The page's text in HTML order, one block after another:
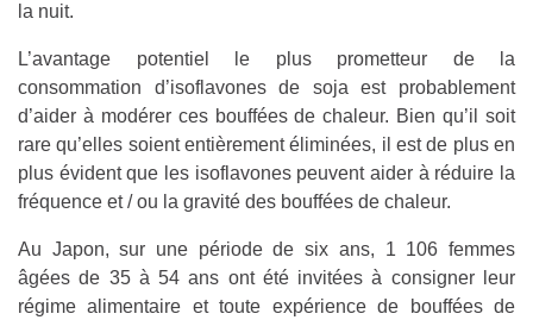
la nuit.
L’avantage potentiel le plus prometteur de la
consommation d’isoflavones de soja est probablement
d’aider à modérer ces bouffées de chaleur. Bien qu’il soit
rare qu’elles soient entièrement éliminées, il est de plus en
plus évident que les isoflavones peuvent aider à réduire la
fréquence et / ou la gravité des bouffées de chaleur.
Au Japon, sur une période de six ans, 1 106 femmes
âgées de 35 à 54 ans ont été invitées à consigner leur
régime alimentaire et toute expérience de bouffées de